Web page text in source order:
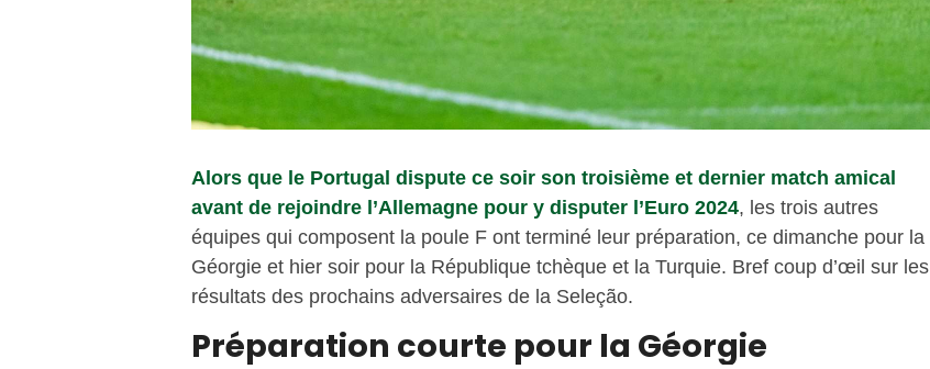
Alors que le Portugal dispute ce soir son troisième et dernier match amical
avant de rejoindre l’Allemagne pour y disputer l’Euro 2024, les trois autres
équipes qui composent la poule F ont terminé leur préparation, ce dimanche pour la
Géorgie et hier soir pour la République tchèque et la Turquie. Bref coup d’œil sur les
résultats des prochains adversaires de la Seleção.
Préparation courte pour la Géorgie